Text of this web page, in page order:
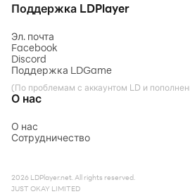
Поддержка LDPlayer
Эл. почта
Facebook
Discord
Поддержка LDGame
(По проблемам с аккаунтом LD и
О нас
О нас
Сотрудничество
2026 LDPlayer.net. All rights reserved.
JUST OKAY LIMITED